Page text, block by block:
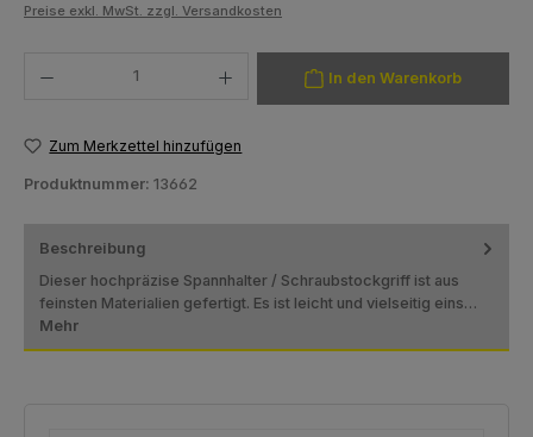
Preise exkl. MwSt. zzgl. Versandkosten
In den Warenkorb
Zum Merkzettel hinzufügen
Produktnummer: 13662
Beschreibung
Dieser hochpräzise Spannhalter / Schraubstockgriff ist aus
feinsten Materialien gefertigt. Es ist leicht und vielseitig eins…
Mehr